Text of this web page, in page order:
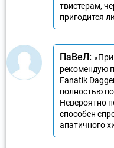
твистерам,
пригодится
ПаВеЛ:
рекомендую
Fanatik
полностью
Невероятно
способен
апатичного